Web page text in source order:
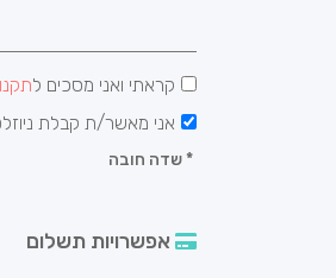
קראתי ואני מסכים ל
אני מאשר/ת קבלת
*שדה חובה
אפשרויות תשלום